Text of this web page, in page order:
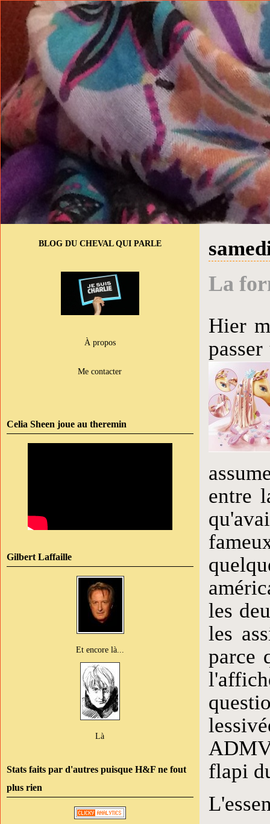
BLOG DU CHEVAL QUI PARLE
À propos
Me contacter
Celia Sheen joue au theremin
Gilbert Laffaille
Et encore là...
Là
Stats faits par d'autres puisque H&F ne fout
plus rien
La
Hier
entre
les
les
parce
flapi